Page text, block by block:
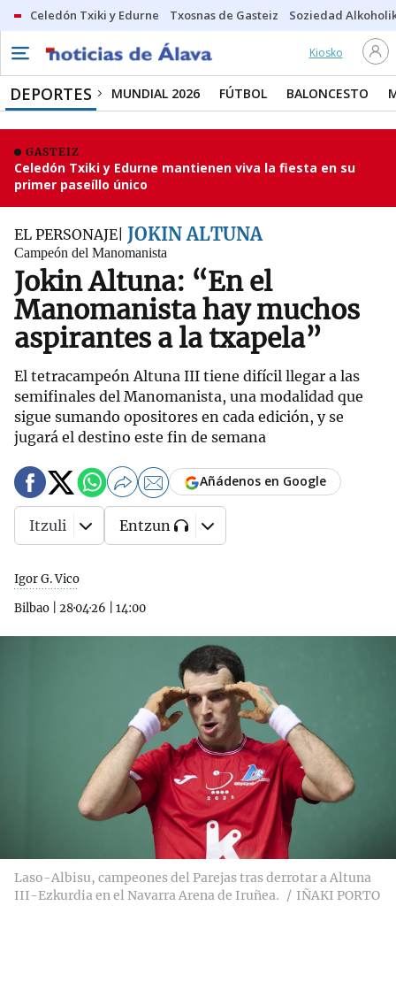
Celedón Txiki y Edurne Txosnas de Gasteiz Soziedad
Kiosko
DEPORTES MUNDIAL 2026 FÚTBOL BALONCESTO
GASTEIZ
Celedón Txiki y Edurne mantienen viva la fiesta en su
primer paseíllo único
EL PERSONAJE JOKIN ALTUNA
Campeón del Manomanista
Jokin Altuna: “En el
Manomanista hay muchos
aspirantes a la txapela”
El tetracampeón Altuna III tiene difícil llegar a las
semifinales del Manomanista, una modalidad que
sigue sumando opositores en cada edición, y se
jugará el destino este fin de semana
Igor G. Vico
Bilbao
28·04·26 14:00
Añádenos en Google
Itzuli Entzun
Laso-Albisu, campeones del Parejas tras derrotar a Altuna
III-Ezkurdia en el Navarra Arena de Iruñea.
IÑAKI PORTO